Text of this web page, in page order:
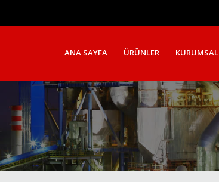
ANA SAYFA ÜRÜNLER KURUMSAL